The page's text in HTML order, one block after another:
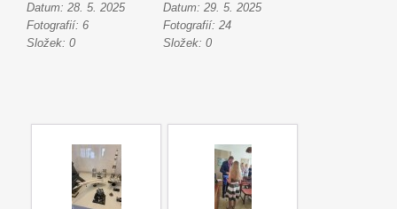
Datum: 28. 5. 2025
Fotografií: 6
Složek: 0
Datum: 29. 5. 2025
Fotografií: 24
Složek: 0